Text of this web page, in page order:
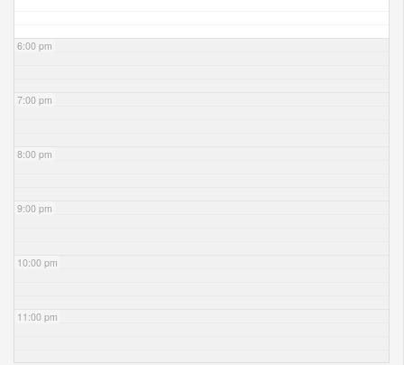
6:00 pm
7:00 pm
8:00 pm
9:00 pm
10:00 pm
11:00 pm